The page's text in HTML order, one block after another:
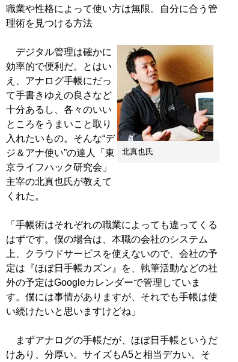
職業や性格によって使い方は無限。自分に合う管
理術を見つける方法
北真也氏
デジタル管理は確かに
効率的で便利だ。とはい
え、アナログ手帳にだっ
て手書きゆえの良さなど
十分あるし、各々のいい
ところをうまいこと取り
入れたいもの。そんな“デ
ジ＆アナ使い”の達人「東
京ライフハック研究会」
主宰の北真也氏が教えて
くれた。
「手帳術はそれぞれの職業によっても違ってくる
はずです。僕の場合は、本職の会社のシステム
上、クラウドサービスを使えないので、会社の予
定は『ほぼ日手帳カズン』を、執筆活動などの社
外の予定はGoogleカレンダーで管理していま
す。僕には事情がありますが、それでも手帳は使
い続けたいと思いますけどね」
まずアナログの手帳だが、ほぼ日手帳というだ
けあり、分厚い。サイズもA5と相当デカい。そ